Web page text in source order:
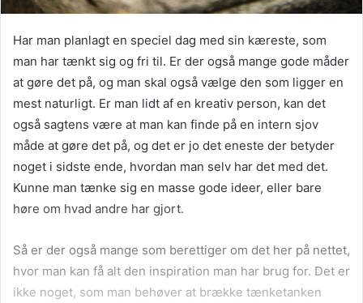
Har man planlagt en speciel dag med sin kæreste, som
man har tænkt sig og fri til. Er der også mange gode måder
at gøre det på, og man skal også vælge den som ligger en
mest naturligt. Er man lidt af en kreativ person, kan det
også sagtens være at man kan finde på en intern sjov
måde at gøre det på, og det er jo det eneste der betyder
noget i sidste ende, hvordan man selv har det med det.
Kunne man tænke sig en masse gode ideer, eller bare
høre om hvad andre har gjort.
Så er der også mange som berettiger om det her på nettet,
hvor man kan få alt den inspiration man har brug for. Det er
ikke noget, som man behøver at brække tænketanken